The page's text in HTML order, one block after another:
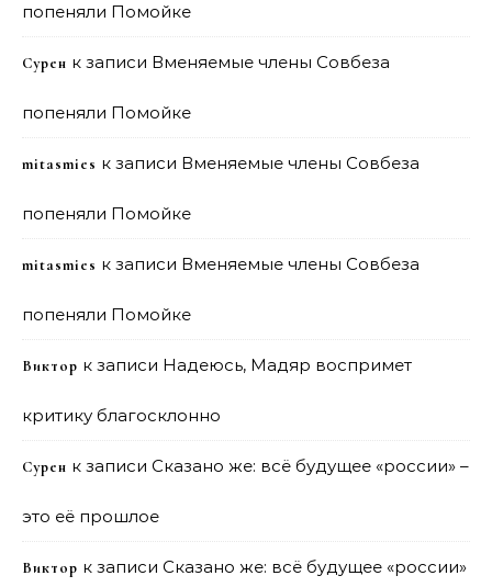
попеняли Помойке
Сурен к записи Вменяемые члены Совбеза
попеняли Помойке
mitasmies к записи Вменяемые члены Совбеза
попеняли Помойке
mitasmies к записи Вменяемые члены Совбеза
попеняли Помойке
Виктор к записи Надеюсь, Мадяр воспримет
критику благосклонно
Сурен к записи Сказано же: всё будущее «россии» –
это её прошлое
Виктор к записи Сказано же: всё будущее «россии»